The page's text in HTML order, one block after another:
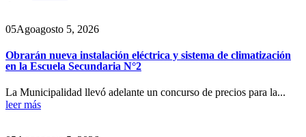
05Agoagosto 5, 2026
Obrarán nueva instalación eléctrica y sistema de climatización
en la Escuela Secundaria N°2
La Municipalidad llevó adelante un concurso de precios para la...
leer más